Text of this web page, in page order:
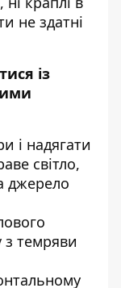
не здатні
із
і надягати
світло,
джерело
з темряви